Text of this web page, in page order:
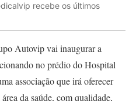
recebe os últimos
Autovip vai inaugurar a
no prédio do Hospital
associação que irá oferecer
da saúde, com qualidade,